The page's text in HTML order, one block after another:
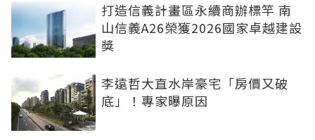
打造信義計畫區永續商辦標竿 南
山信義A26榮獲2026國家卓越建設
獎
李遠哲大直水岸豪宅「房價又破
底」！專家曝原因